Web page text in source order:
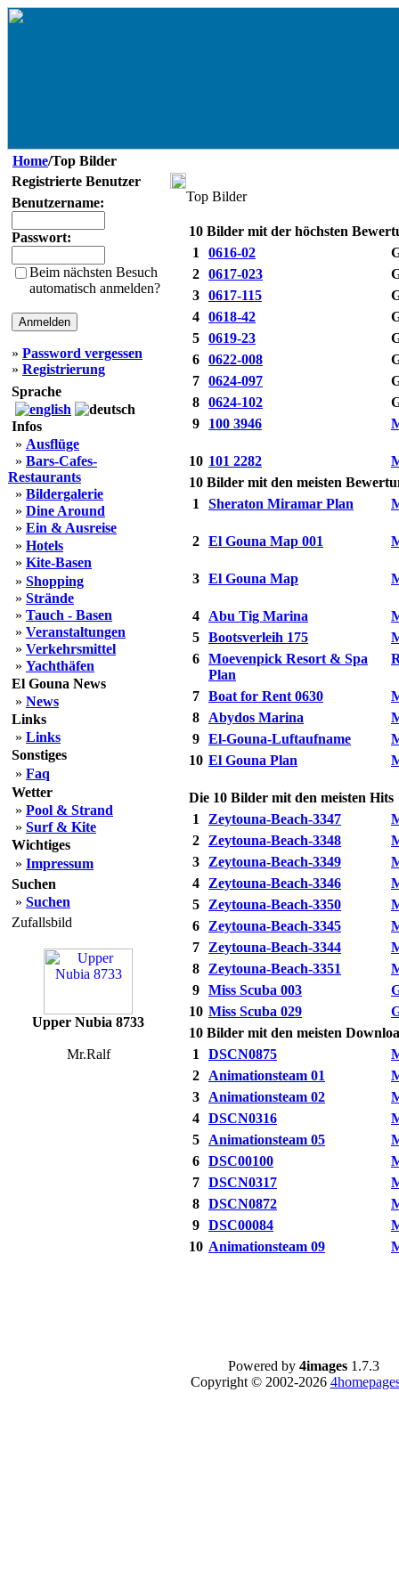
Home/Top Bilder
Registrierte Benutzer
Benutzername:
Passwort:
Beim nächsten Besuch
automatisch anmelden?
» Password vergessen
» Registrierung
Sprache
Infos
» Ausflüge
» Bars-Cafes-
Restaurants
» Bildergalerie
» Dine Around
» Ein & Ausreise
» Hotels
» Kite-Basen
» Shopping
» Strände
» Tauch - Basen
» Veranstaltungen
» Verkehrsmittel
» Yachthäfen
El Gouna News
» News
Links
» Links
Sonstiges
» Faq
Wetter
» Pool & Strand
» Surf & Kite
Wichtiges
» Impressum
Suchen
» Suchen
Zufallsbild
Upper Nubia 8733
Mr.Ralf
Top Bilder
10 Bilder mit der höchsten
1
0616-02
2 0617-023
3 0617-115
4 0618-42
5 0619-23
6 0622-008
7 0624-097
8 0624-102
9
100 3946
10 101 2282
10 Bilder mit den meisten
1
Sheraton Miramar Plan
2 El Gouna Map 001
3 El Gouna Map
4 Abu Tig Marina
5 Bootsverleih 175
6 Moevenpick Resort & Spa
Plan
7 Boat for Rent 0630
8
Abydos Marina
9 El-Gouna-Luftaufname
10 El Gouna Plan
Die 10 Bilder mit den meisten Hits
1
Zeytouna-Beach-3347
2
Zeytouna-Beach-3348
3
Zeytouna-Beach-3349
4
Zeytouna-Beach-3346
5
Zeytouna-Beach-3350
6
Zeytouna-Beach-3345
7
Zeytouna-Beach-3344
8
Zeytouna-Beach-3351
9 Miss Scuba 003
10 Miss Scuba 029
10 Bilder mit den meisten
1
DSCN0875
2
Animationsteam 01
3
Animationsteam 02
4 DSCN0316
5
Animationsteam 05
6 DSC00100
7 DSCN0317
8 DSCN0872
9 DSC00084
10 Animationsteam 09
Powered by 4images 1.7.3
Copyright © 2002-2026